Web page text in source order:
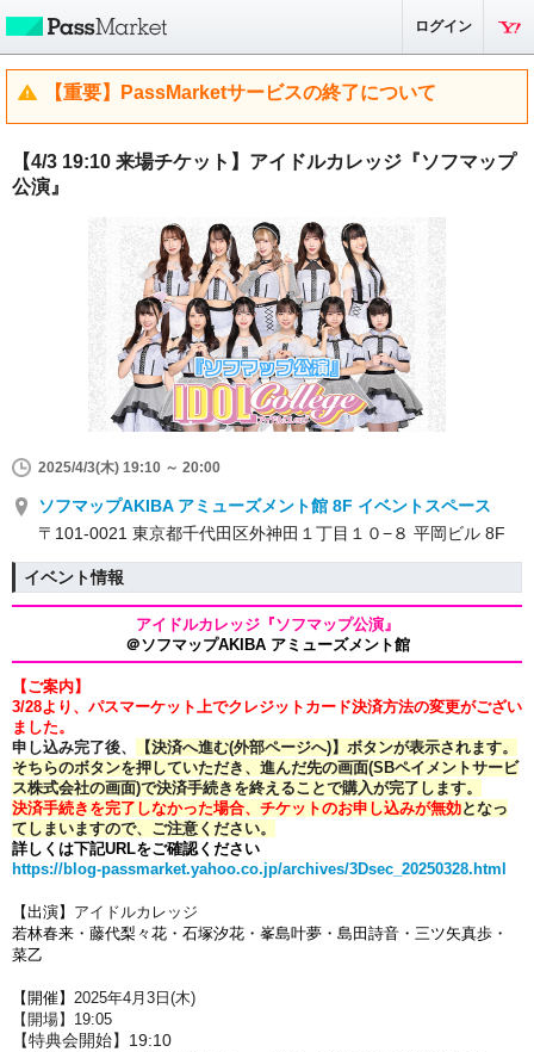
ログイン
【重要】PassMarketサービスの終了について
【4/3 19:10 来場チケット】アイドルカレッジ『ソフマップ
公演』
2025/4/3(木) 19:10 ～ 20:00
ソフマップAKIBA アミューズメント館 8F イベントスペース
〒101-0021 東京都千代田区外神田１丁目１０−８ 平岡ビル 8F
イベント情報
アイドルカレッジ『ソフマップ公演』
＠ソフマップAKIBA アミューズメント館
【ご案内】
3/28より、パスマーケット上でクレジットカード決済方法の変更がござい
ました。
申し込み完了後、
【決済へ進む(外部ページへ)】ボタンが表示されます。
そちらのボタンを押していただき、進んだ先の画面(SBペイメントサービ
ス株式会社の画面)で決済手続きを終えることで購入が完了します。
決済手続きを完了しなかった場合、チケットのお申し込みが無効となっ
てしまいますので、ご注意ください。
詳しくは下記URLをご確認ください
https://blog-passmarket.yahoo.co.jp/archives/3Dsec_20250328.html
【出演】 アイドルカレッジ
若林春来・藤代梨々花・石塚汐花・峯島叶夢・島田詩音・三ツ矢真歩・
菜乙
【開催】 2025年4月3 日(木)
【開場】19:05
【特典会開始】19:10